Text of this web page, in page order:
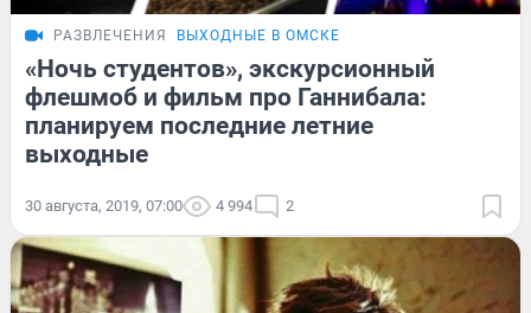
РАЗВЛЕЧЕНИЯ ВЫХОДНЫЕ В ОМСКЕ
«Ночь студентов», экскурсионный
флешмоб и фильм про Ганнибала:
планируем последние летние
выходные
30 августа, 2019, 07:00 4 994 2